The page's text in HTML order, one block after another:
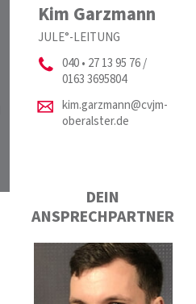
Kim Garzmann
JULE°-LEITUNG
040 • 27 13 95 76 /
0163 3695804
kim.garzmann@cvjm-
oberalster.de
DEIN
ANSPRECHPARTNER